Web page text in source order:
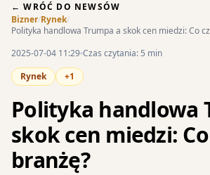
← WRÓĆ DO NEWSÓW
Bizner/Rynek/
Polityka handlowa Trumpa a skok cen miedzi: Co
2025-07-04 11:29 Czas czytania: 5 min
Rynek
+1
Polityka handlowa
skok cen miedzi:
branżę?